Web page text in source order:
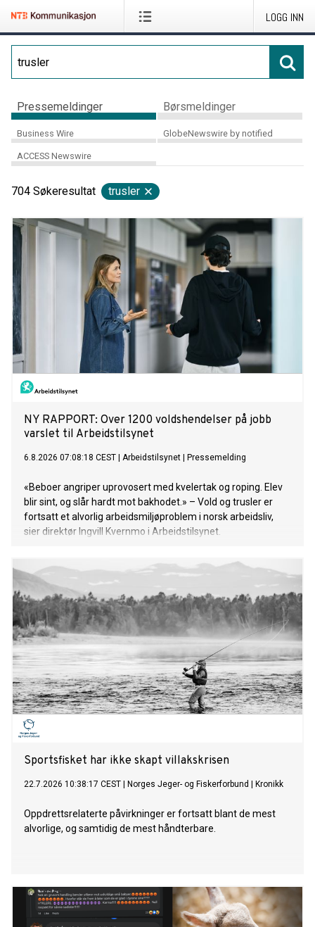
LOGG INN
Pressemeldinger Børsmeldinger
Business Wire GlobeNewswire by notified
ACCESS Newswire
704 Søkeresultat trusler
NY RAPPORT: Over 1200 voldshendelser på jobb
varslet til Arbeidstilsynet
6.8.2026 07:08:18 CEST Arbeidstilsynet Pressemelding
«Beboer angriper uprovosert med kvelertak og roping. Elev
blir sint, og slår hardt mot bakhodet.» – Vold og trusler er
fortsatt et alvorlig arbeidsmiljøproblem i norsk arbeidsliv,
sier direktør Ingvill Kvernmo i Arbeidstilsynet.
Sportsfisket har ikke skapt villakskrisen
22.7.2026 10:38:17 CEST Norges Jeger- og Fiskerforbund Kronikk
Oppdrettsrelaterte påvirkninger er fortsatt blant de mest
alvorlige, og samtidig de mest håndterbare.